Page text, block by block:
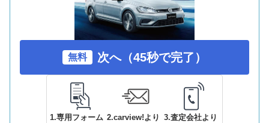
無料 次へ（45秒で完了）
1.専用フォーム 2.carview!より 3.査定会社より